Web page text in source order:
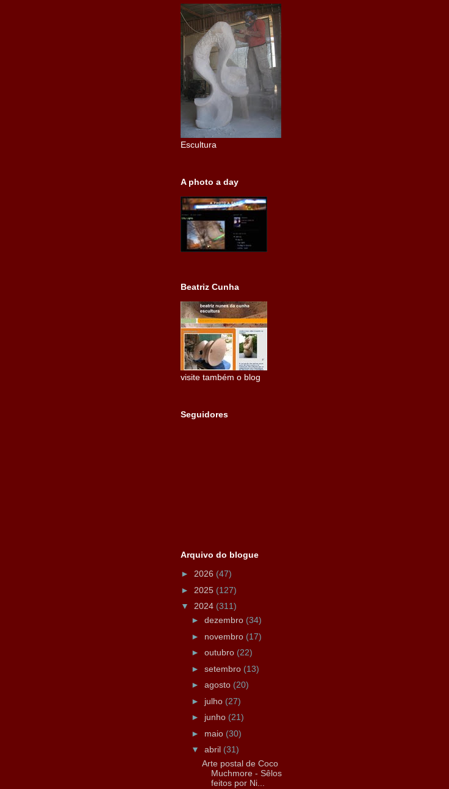
Escultura
A photo a day
Beatriz Cunha
visite também o blog
Seguidores
Arquivo do blogue
► 2026 (47)
► 2025 (127)
▼ 2024 (311)
► dezembro (34)
► novembro (17)
► outubro (22)
► setembro (13)
► agosto (20)
► julho (27)
► junho (21)
► maio (30)
▼ abril (31)
Arte postal de Coco
Muchmore - Sêlos
feitos por Ni...